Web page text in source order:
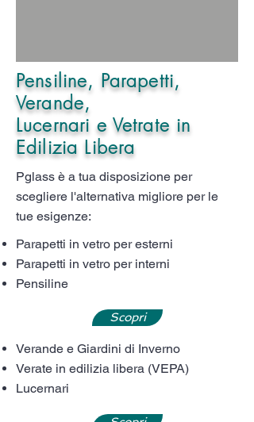
Pensiline, Parapetti,
Verande,
Lucernari e Vetrate in
Edilizia Libera
Pglass è a tua disposizione per
scegliere l'alternativa migliore per le
tue esigenze:
Parapetti in vetro per esterni
Parapetti in vetro per interni
Pensiline
Scopri
Verande e Giardini di Inverno
Verate in edilizia libera (VEPA)
Lucernari